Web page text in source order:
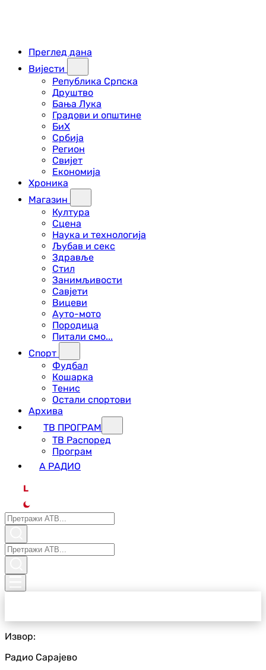
Преглед дана
Вијести
Република Српска
Друштво
Бања Лука
Градови и општине
БиХ
Србија
Регион
Свијет
Економија
Хроника
Магазин
Култура
Сцена
Наука и технологија
Љубав и секс
Здравље
Стил
Занимљивости
Савјети
Вицеви
Ауто-мото
Породица
Питали смо...
Спорт
Фудбал
Кошарка
Тенис
Остали спортови
Архива
ТВ ПРОГРАМ
ТВ Распоред
Програм
А РАДИО
L
Извор:
Радио Сарајево